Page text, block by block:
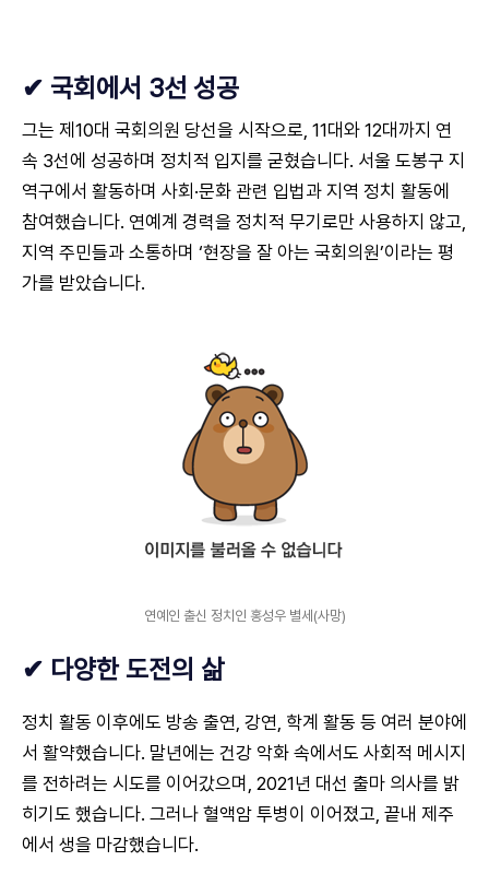
✔ 국회에서 3선 성공
그는 제10대 국회의원 당선을 시작으로, 11대와 12대까지 연
속 3선에 성공하며 정치적 입지를 굳혔습니다. 서울 도봉구 지
역구에서 활동하며 사회·문화 관련 입법과 지역 정치 활동에
참여했습니다. 연예계 경력을 정치적 무기로만 사용하지 않고,
지역 주민들과 소통하며 ‘현장을 잘 아는 국회의원’이라는 평
가를 받았습니다.
연예인 출신 정치인 홍성우 별세(사망)
✔ 다양한 도전의 삶
정치 활동 이후에도 방송 출연, 강연, 학계 활동 등 여러 분야에
서 활약했습니다. 말년에는 건강 악화 속에서도 사회적 메시지
를 전하려는 시도를 이어갔으며, 2021년 대선 출마 의사를 밝
히기도 했습니다. 그러나 혈액암 투병이 이어졌고, 끝내 제주
에서 생을 마감했습니다.